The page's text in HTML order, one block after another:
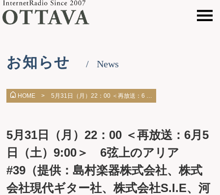
お知らせ News
HOME > 5月31日（月）22：00 ＜再放送：6 …
5月31日（月）22：00 ＜再放送：6月5
日（土）9:00＞ 6弦上のアリア
#39（提供：島村楽器株式会社、株式
会社現代ギター社、株式会社S.I.E、河